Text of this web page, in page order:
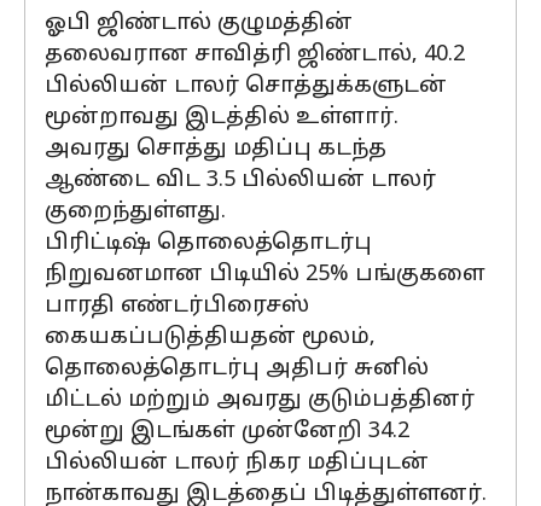
ஓபி ஜிண்டால் குழுமத்தின்
தலைவரான சாவித்ரி ஜிண்டால், 40.2
பில்லியன் டாலர் சொத்துக்களுடன்
மூன்றாவது இடத்தில் உள்ளார்.
அவரது சொத்து மதிப்பு கடந்த
ஆண்டை விட 3.5 பில்லியன் டாலர்
குறைந்துள்ளது.
பிரிட்டிஷ் தொலைத்தொடர்பு
நிறுவனமான பிடியில் 25% பங்குகளை
பாரதி எண்டர்பிரைசஸ்
கையகப்படுத்தியதன் மூலம்,
தொலைத்தொடர்பு அதிபர் சுனில்
மிட்டல் மற்றும் அவரது குடும்பத்தினர்
மூன்று இடங்கள் முன்னேறி 34.2
பில்லியன் டாலர் நிகர மதிப்புடன்
நான்காவது இடத்தைப் பிடித்துள்ளனர்.